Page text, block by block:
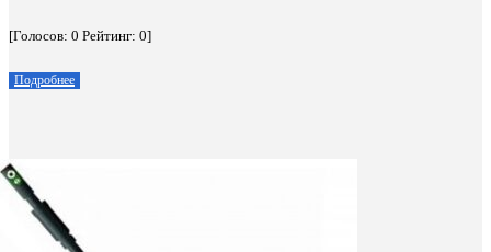
[Голосов: 0 Рейтинг: 0]
Подробнее